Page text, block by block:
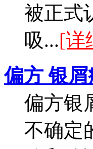
被正式
吸...[详
偏方 银屑
偏方银
不确定